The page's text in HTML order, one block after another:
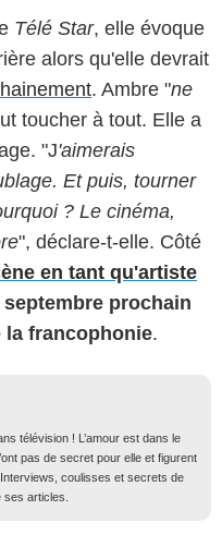
Télé Star, elle évoque
alors qu'elle devrait
. Ambre "ne
toucher à tout. Elle a
"J'aimerais
Et puis, tourner
? Le cinéma,
", déclare-t-elle. Côté
en tant qu'artiste
prochain
la francophonie.
télévision ! L’amour est dans le
pas de secret pour elle et figurent
coulisses et secrets de
articles.